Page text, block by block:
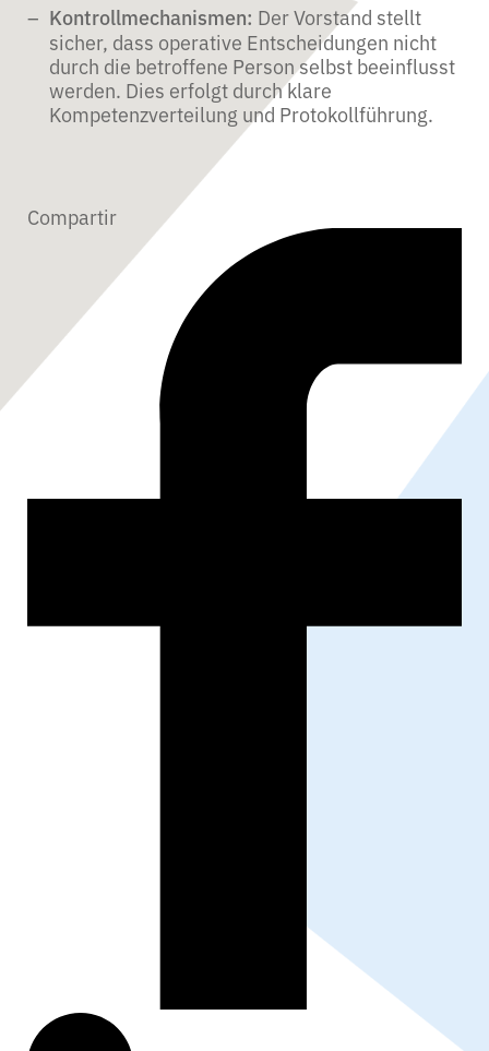
Kontrollmechanismen: Der Vorstand stellt
sicher, dass operative Entscheidungen nicht
durch die betroffene Person selbst beeinflusst
werden. Dies erfolgt durch klare
Kompetenzverteilung und Protokollführung.
Compartir